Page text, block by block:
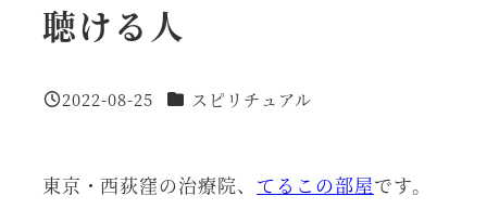
聴ける人
投稿日
2022-08-25 カテゴリー
スピリチュアル
東京・西荻窪の治療院、 てるこの部屋です。